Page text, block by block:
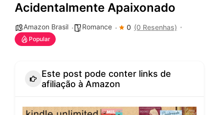
Acidentalmente Apaixonado
Amazon Brasil Romance 0 (0 Resenhas)
Popular
Este post pode conter links de
afiliação à Amazon